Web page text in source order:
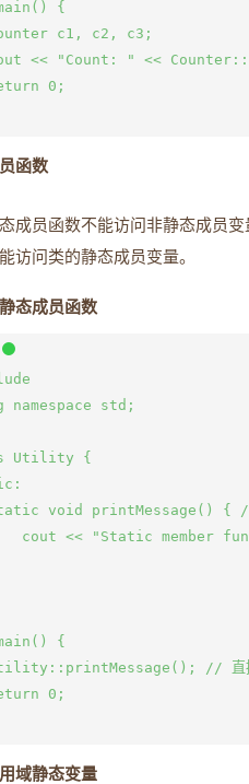
{
c1, c2, c3;
<< "Count: " <<
0;
函数
成员函数不能访问非静态成员
访问类的静态成员变量。
态成员函数
namespace std;
Utility {
void printMessage() { //
cout << "Static member
{
// 直
0;
域静态变量